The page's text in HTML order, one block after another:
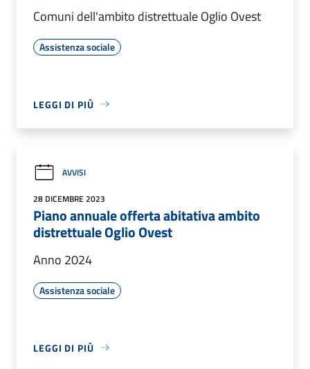
Comuni dell'ambito distrettuale Oglio Ovest
Assistenza sociale
LEGGI DI PIÙ
AVVISI
28 DICEMBRE 2023
Piano annuale offerta abitativa ambito
distrettuale Oglio Ovest
Anno 2024
Assistenza sociale
LEGGI DI PIÙ